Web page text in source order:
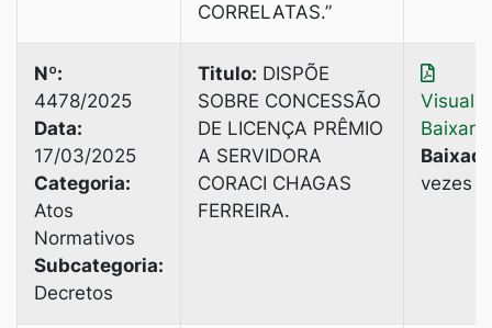
CORRELATAS.”
Nº:
4478/2025
Data:
17/03/2025
Categoria:
Atos
Normativos
Subcategoria:
Decretos
Titulo: DISPÕE
SOBRE CONCESSÃO
DE LICENÇA PRÊMIO
A SERVIDORA
CORACI CHAGAS
FERREIRA.
Baixar
vezes